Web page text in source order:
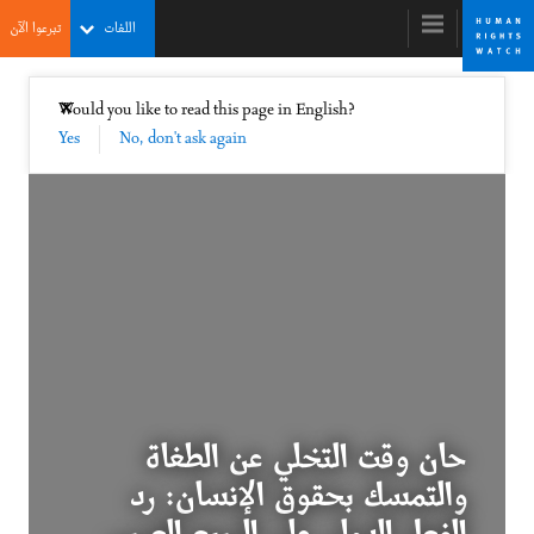
Skip
cookie
Skip
main
Before the Arab Spring, the Unseen Thaw
اللغات تبرعوا الآن
Would you like to read this page in English?
Yes
No, don't ask again
✕إغلاق
حان وقت التخلي عن الطغاة
والتمسك بحقوق الإنسان: رد